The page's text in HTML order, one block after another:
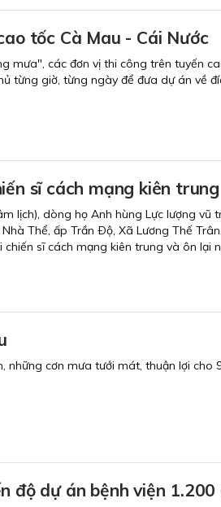
tốc Cà Mau - Cái Nước
mưa", các đơn vị thi công trên tuyến
từng giờ, từng ngày để đưa dự án về
sĩ cách mạng kiên trung
lịch), dòng họ Anh hùng Lực lượng
Thể, ấp Trần Ðộ, Xã Lương Thế
sĩ cách mạng kiên trung và ôn lại
những cơn mưa tưới mát, thuận lợi
độ dự án bệnh viện 1.200